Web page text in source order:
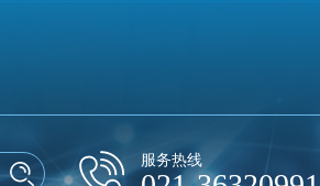
服务热线